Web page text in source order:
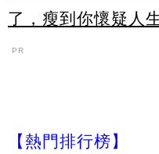
了，瘦到你懷疑人
PR
【熱門排行榜】